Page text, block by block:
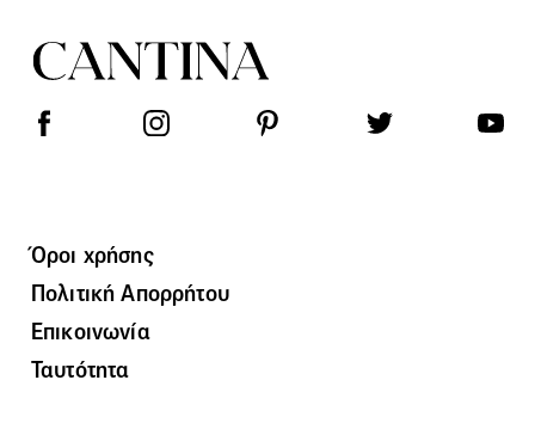
Όροι χρήσης
Πολιτική Απορρήτου
Επικοινωνία
Ταυτότητα